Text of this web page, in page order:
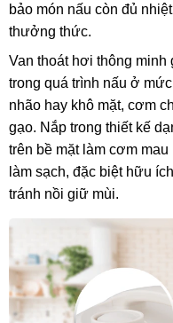
bảo món nấu còn đủ
thưởng thức.
Van thoát hơi thông
trong quá trình nấu ở
nhão hay khô mặt, cơm
gạo. Nắp trong thiết kế
trên bề mặt làm cơm
làm sạch, đặc biệt hữu
tránh nồi giữ mùi.